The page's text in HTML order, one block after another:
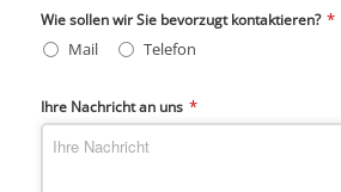
Wie sollen wir Sie bevorzugt kontaktieren? *
Mail
Telefon
Ihre Nachricht an uns *